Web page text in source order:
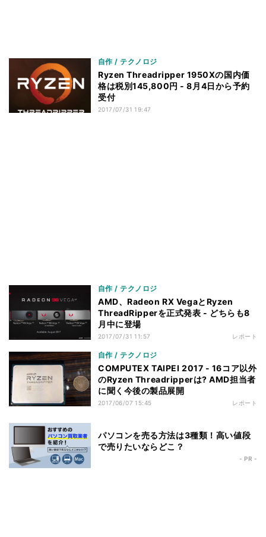
自作 / テクノロジ
Ryzen Threadripper 1950Xの国内価
格は税別145,800円 - 8月4日から予約
受付
2017/07/31 19:47
自作 / テクノロジ
AMD、Radeon RX VegaとRyzen
ThreadRipperを正式発表 - どちらも8
月中に登場
2017/07/31 11:57 レポート
自作 / テクノロジ
COMPUTEX TAIPEI 2017 - 16コア以外
のRyzen Threadripperは? AMD担当者
に聞く今後の製品展開
2017/06/07 15:45 レポート
パソコンを売る方法は3種類！高い値段
で売りたいならどこ？
- PR -